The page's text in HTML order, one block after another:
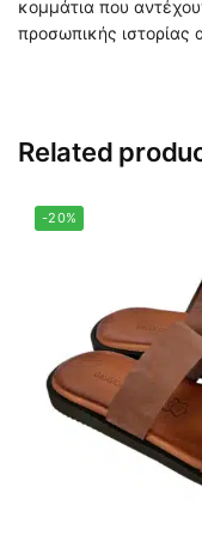
κομμάτια που
προσωπικής ιστορίας
Related
-20%